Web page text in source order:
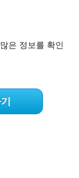
은 정보를 확인